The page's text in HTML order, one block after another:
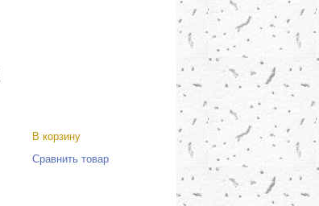
В корзину
Сравнить товар